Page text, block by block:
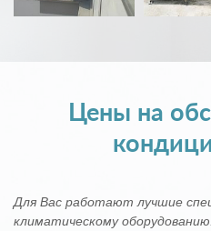
Цены на
Для Вас работают лучшие
климатическому